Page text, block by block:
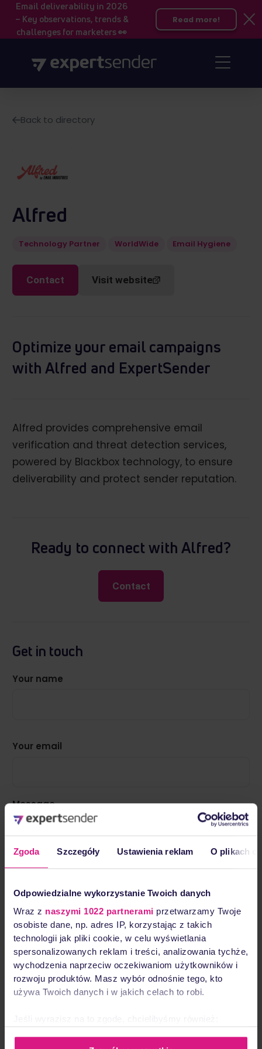
Zgoda Szczegóły Ustawienia reklam O plikach
Odpowiedzialne wykorzystanie Twoich danych
Wraz z naszymi 1022 partnerami przetwarzamy Twoje
osobiste dane, np. adres IP, korzystając z takich
technologii jak pliki cookie, w celu wyświetlania
spersonalizowanych reklam i treści, analizowania tychże,
wychodzenia naprzeciw oczekiwaniom użytkowników i
rozwoju produktów. Masz wybór odnośnie tego, kto
używa Twoich danych i w jakich celach to robi.
Gromadzić dane dotyczące Twojej lokalizacji
Email deliverability in 2026
– Key observations, trends &
challenges for marketers 👀
Read more!
Back to directory
Alfred
Technology Partner WorldWide Email Hygiene
Contact Visit website
Optimize your email campaigns
with Alfred and ExpertSender
Alfred provides comprehensive email
verification and threat detection services,
powered by Blackbox technology, to ensure
deliverability and protect sender reputation.
Ready to connect with Alfred?
Contact
Get in touch
Your name
Your email
Message
I agree to be contacted regarding my enquiry.
Send message